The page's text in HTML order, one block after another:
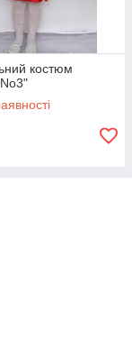
костюм